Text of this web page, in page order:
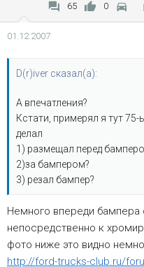
65 0
01.12.2007
D(r)iver сказал(а):
А впечатления?
Кстати, примерял я тут
делал
1) размещал перед
2)за бампером?
3) резал бампер?
Немного впереди бампера
непосредственно к
фото ниже это видно
http://ford-trucks-club.ru/